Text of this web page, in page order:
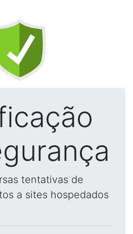
tentativas de
a sites hospedados